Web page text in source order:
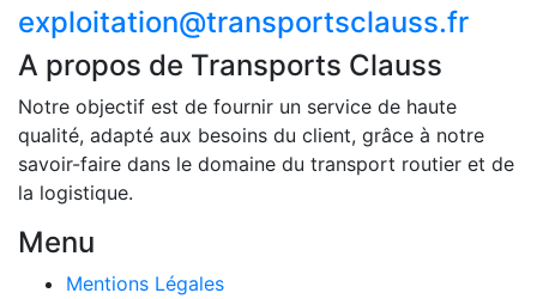
exploitation@transportsclauss.fr
A propos de Transports Clauss
Notre objectif est de fournir un service de haute
qualité, adapté aux besoins du client, grâce à notre
savoir-faire dans le domaine du transport routier et de
la logistique.
Menu
Mentions Légales